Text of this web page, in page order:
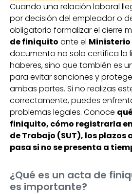
Cuando una relación laboral
por decisión del empleador o
obligatorio formalizar el cierre
de finiquito ante el
documento no solo certifica la
haberes, sino que también es
para evitar sanciones y
ambas partes. Si no realizas
correctamente, puedes
problemas legales. Conoce
finiquito, cómo registrarla
de Trabajo (SUT), los plazos
pasa si no se presenta a
¿Qué es un acta de
es importante?